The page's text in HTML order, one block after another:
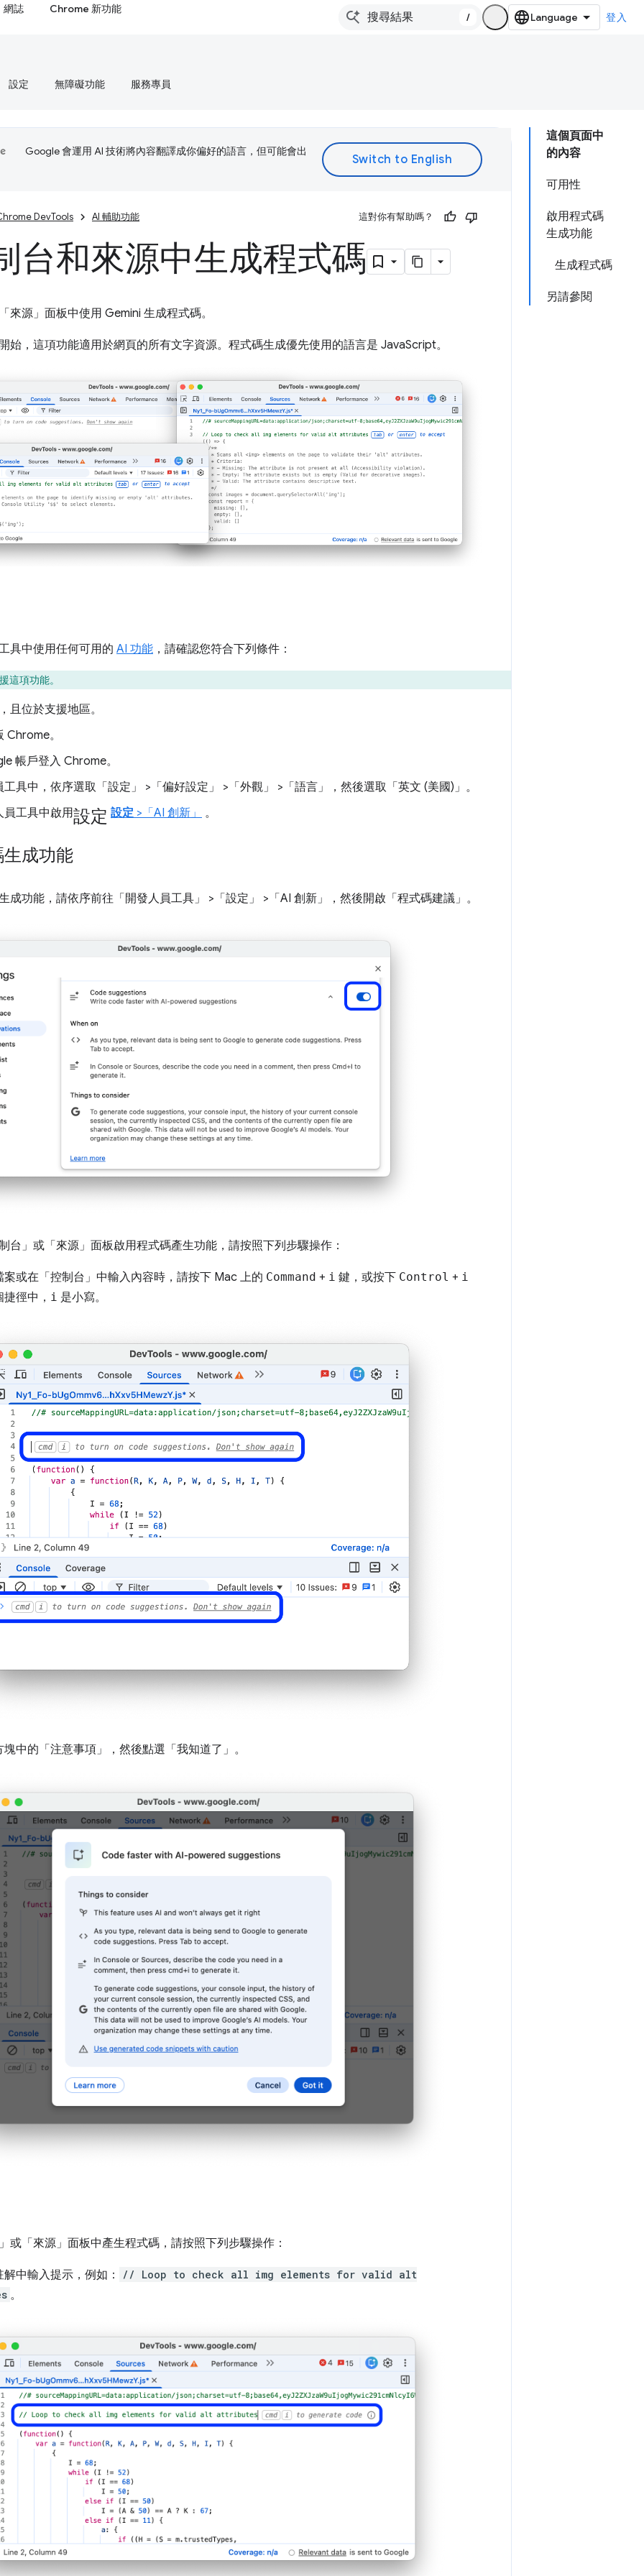
網誌 Chrome 新功能
/ 登入
設定 無障礙功能 服務專員
這個頁面中
的內容
可用性
啟用程式碼
生成功能
生成程式碼
另請參閱
Google 會運用 AI 技術將內容翻譯成你偏好的語言，但可能會出
DevTools AI 輔助功能 這對你有幫助嗎？
台和來源中生成程式碼
來源」 面板中使用 Gemini 生成程式碼。
始，這項功能適用於網頁的所有文字資源。程式碼生成優先使用的語言是 JavaScript。
具中使用任何可用的 AI 功能 ，請確認您符合下列條件：
這項功能。
且位於支援地區。
Chrome。
帳戶登入 Chrome。
具中，依序選取「設定」
>「偏好設定」 >「外觀」 >「語言」 ，然後選取「英文 (美國)」 。
員工具中啟用設定 設定 >「AI 創新」 。
成功能
成功能，請依序前往「開發人員工具」 >「設定」 >「AI 創新」 ，然後開啟「程式碼建議」 。
台」 或「來源」 面板啟用程式碼產生功能，請按照下列步驟操作：
或在「控制台」 中輸入內容時，請按下 Mac 上的 Command + i 鍵，或按下 Control + i
徑中， i 是小寫。
中的「注意事項」 ，然後點選「我知道了」 。
或「來源」 面板中產生程式碼，請按照下列步驟操作：
中輸入提示，例如：
// Loop to check all img elements for valid alt
。